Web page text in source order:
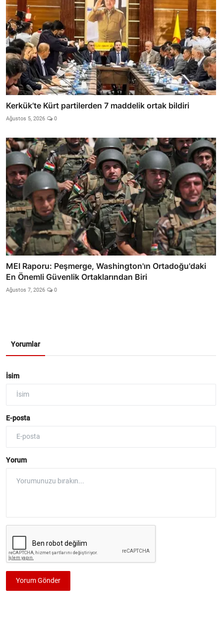
Kerkük’te Kürt partilerden 7 maddelik ortak bildiri
Ağustos 5, 2026 0
MEI Raporu: Peşmerge, Washington'ın Ortadoğu'daki
En Önemli Güvenlik Ortaklarından Biri
Ağustos 7, 2026 0
Yorumlar
İsim
E-posta
Yorum
Yorum Gönder